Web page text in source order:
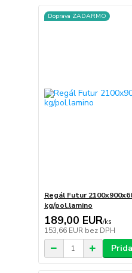
Doprava ZADARMO
Regál Futur
kg/pol.lamino
189,00 EUR/ks
153,66 EUR bez DPH